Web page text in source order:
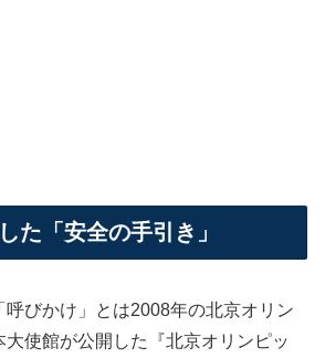
た「安全の手引き」
びかけ」とは2008年の北京オリン
大使館が公開した『北京オリンピッ